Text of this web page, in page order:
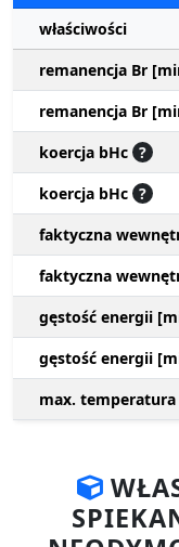
właściwości
remanencja Br
remanencja Br
koercja bHc ?
koercja bHc ?
faktyczna
faktyczna
gęstość energii
gęstość energii
max. temperatura